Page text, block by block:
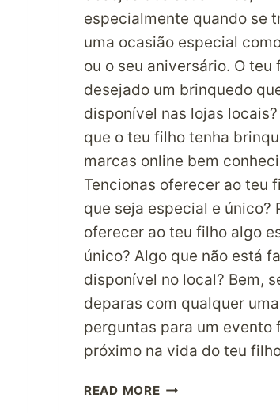
especialmente quando se
uma ocasião especial
ou o seu aniversário. O teu
desejado um brinquedo
disponível nas lojas locais?
que o teu filho tenha
marcas online bem
Tencionas oferecer ao teu
que seja especial e único?
oferecer ao teu filho algo
único? Algo que não está
disponível no local? Bem,
deparas com qualquer
perguntas para um evento
próximo na vida do teu
READ MOREPROCURA